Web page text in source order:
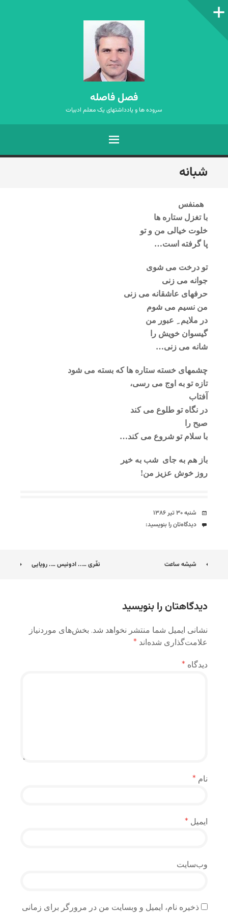
ستون‌کناری
فصل فاصله
سروده ها و یادداشتهای یک معلم ادبیات
فهرست
رفتن
به
شبانه
همنفس
با تغزل ستاره ها
خلوت خیالی من و تو
پا گرفته است…
تو درخت می شوی
جوانه می زنی
حرفهای عاشقانه می زنی
من نسیم می شوم
در ملایم ِ عبور من
گیسوان خویش را
شانه می زنی…
چشمهای خسته ستاره ها که بسته می شود
تازه تو به اوج می رسی،
آفتاب
در نگاه تو طلوع می کند
صبح را
با سلام تو شروع می کند…
باز هم به جای شب به خیر
روز خوش عزیز من!
تاریخ
شنبه ۳۰ تیر ۱۳۸۶
دیدگاه‌ها
دیدگاه‌تان را بنویسید:
ناوبری
شیشه ساعت نفّری ….. ادونیس …. رویایی
دیدگاهتان را بنویسید
نشانی ایمیل شما منتشر نخواهد شد. بخش‌های موردنیاز
علامت‌گذاری شده‌اند *
دیدگاه *
نام *
ایمیل *
وب‌سایت
ذخیره نام، ایمیل و وبسایت من در مرورگر برای زمانی